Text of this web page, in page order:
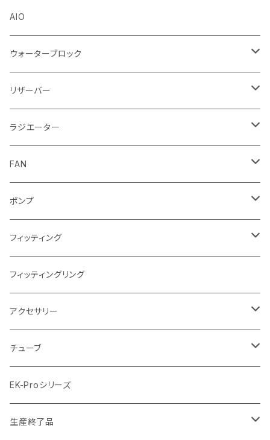
Stealkey Customs (coming soon)
AIO
ウォーターブロック
CPUウォーターブロック
Intel
AMD
GPUウォーターブロック
NVIDIA
AMD
モノブロック
リザーバー
EK-RESチューブ（交換用）
EK-D5 Series
ディストロプレート
ラジエーター
ラジエーターサイズ240mm
ラジエーターサイズ280mm
ラジエーターサイズ360mm
ラジエーターサイズ420mm
ラジエーターサイズ480mm
ラジエーターサイズ560mm
FAN
FANサイズ120mm
FANサイズ140mm
ポンプ
ディストロプレート
フィッティング
ニッケル Nickel
サテンチタン SatinTitan
ブラック Black
ブラックニッケル BlackNickel
ゴールド Gold
フィッティングリング
アクセサリー
クーラント
マウスパッド
ツール
チューブ
材質
ハード（PETG）
サイズ（OD:外径 / ID:内径）
EK-Proシリーズ
生産終了品